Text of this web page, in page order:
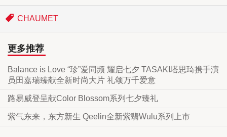
CHAUMET
更多推荐
Balance is Love “珍”爱同频 耀启七夕 TASAKI塔思琦携手演
员田嘉瑞臻献全新时尚大片 礼颂万千爱意
路易威登呈献Color Blossom系列七夕臻礼
紫气东来，东方新生 Qeelin全新紫翡Wulu系列上市